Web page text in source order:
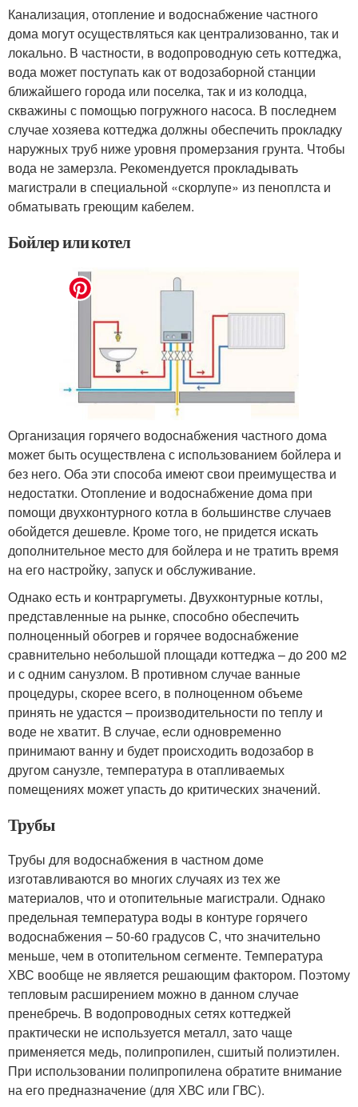
Канализация, отопление и водоснабжение частного
дома могут осуществляться как централизованно, так и
локально. В частности, в водопроводную сеть коттеджа,
вода может поступать как от водозаборной станции
ближайшего города или поселка, так и из колодца,
скважины с помощью погружного насоса. В последнем
случае хозяева коттеджа должны обеспечить прокладку
наружных труб ниже уровня промерзания грунта. Чтобы
вода не замерзла. Рекомендуется прокладывать
магистрали в специальной «скорлупе» из пеноплста и
обматывать греющим кабелем.
Бойлер или котел
Организация горячего водоснабжения частного дома
может быть осуществлена с использованием бойлера и
без него. Оба эти способа имеют свои преимущества и
недостатки. Отопление и водоснабжение дома при
помощи двухконтурного котла в большинстве случаев
обойдется дешевле. Кроме того, не придется искать
дополнительное место для бойлера и не тратить время
на его настройку, запуск и обслуживание.
Однако есть и контраргуметы. Двухконтурные котлы,
представленные на рынке, способно обеспечить
полноценный обогрев и горячее водоснабжение
сравнительно небольшой площади коттеджа – до 200 м2
и с одним санузлом. В противном случае ванные
процедуры, скорее всего, в полноценном объеме
принять не удастся – производительности по теплу и
воде не хватит. В случае, если одновременно
принимают ванну и будет происходить водозабор в
другом санузле, температура в отапливаемых
помещениях может упасть до критических значений.
Трубы
Трубы для водоснабжения в частном доме
изготавливаются во многих случаях из тех же
материалов, что и отопительные магистрали. Однако
предельная температура воды в контуре горячего
водоснабжения – 50-60 градусов С, что значительно
меньше, чем в отопительном сегменте. Температура
ХВС вообще не является решающим фактором. Поэтому
тепловым расширением можно в данном случае
пренебречь. В водопроводных сетях коттеджей
практически не используется металл, зато чаще
применяется медь, полипропилен, сшитый полиэтилен.
При использовании полипропилена обратите внимание
на его предназначение (для ХВС или ГВС).